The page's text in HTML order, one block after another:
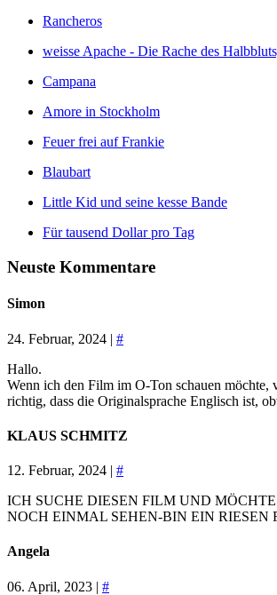
Rancheros
weisse Apache - Die Rache des
Campana
Amore in Stockholm
Feuer frei auf Frankie
Blaubart
Little Kid und seine kesse Bande
Für tausend Dollar pro Tag
Neuste Kommentare
Simon
24. Februar, 2024 | #
Hallo.
Wenn ich den Film im O-Ton schauen möchte,
richtig, dass die Originalsprache Englisch ist,
KLAUS SCHMITZ
12. Februar, 2024 | #
ICH SUCHE DIESEN FILM UND
NOCH EINMAL SEHEN-BIN EIN RIESEN
Angela
06. April, 2023 | #